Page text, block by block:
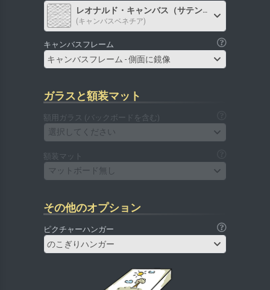
レオナルド・キャンバス（サテン）
(キャンバスベネチア)
キャンバスフレーム
キャンバスフレーム - 側面に鏡像
ガラスと額装マット
額用ガラス (バックボードを含む)
選択してください
額装マット
マットボード無し
その他のオプション
ピクチャーハンガー
のこぎりハンガー